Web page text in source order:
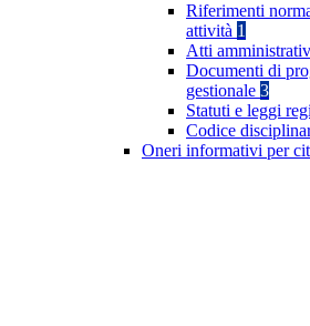
Riferimenti
attività 1
Atti
Documenti di
gestionale 3
Statuti e leggi
Codice
Oneri informativi per